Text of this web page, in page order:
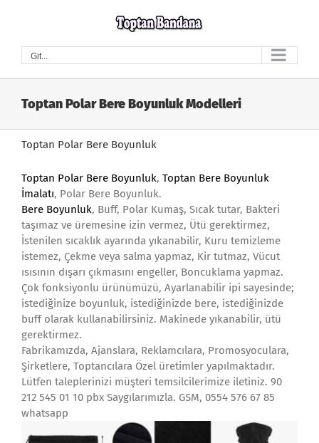
Git...
Toptan Polar Bere Boyunluk Modelleri
Toptan Polar Bere Boyunluk
Toptan Polar Bere Boyunluk, Toptan Bere Boyunluk
İmalatı, Polar Bere Boyunluk.
Bere Boyunluk, Buff, Polar Kumaş, Sıcak tutar, Bakteri
taşımaz ve üremesine izin vermez, Ütü gerektirmez,
İstenilen sıcaklık ayarında yıkanabilir, Kuru temizleme
istemez, Çekme veya salma yapmaz, Kir tutmaz, Vücut
ısısının dışarı çıkmasını engeller, Boncuklama yapmaz.
Çok fonksiyonlu ürünümüzü, Ayarlanabilir ipi sayesinde;
istediğinize boyunluk, istediğinizde bere, istediğinizde
buff olarak kullanabilirsiniz. Makinede yıkanabilir, ütü
gerektirmez.
Fabrikamızda, Ajanslara, Reklamcılara, Promosyoculara,
Şirketlere, Toptancılara Özel üretimler yapılmaktadır.
Lütfen taleplerinizi müşteri temsilcilerimize iletiniz. 90
212 545 01 10 pbx Saygılarımızla. GSM, 0554 576 67 85
whatsapp